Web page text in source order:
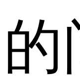
的